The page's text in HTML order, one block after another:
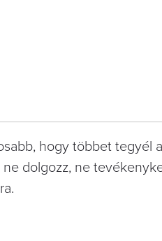
hogy többet tegyél
dolgozz, ne